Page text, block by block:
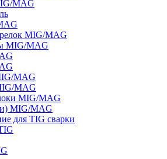
MAG
MIG/MAG
MIG/MAG
MAG
MAG
MIG/MAG
MIG/MAG
для TIG сварки